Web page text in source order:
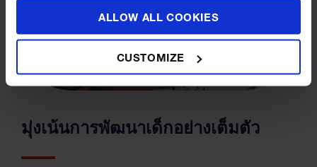
ALLOW ALL COOKIES
CUSTOMIZE
มุ่งเน้นการพัฒนาเด็กอย่างเต็มตัว